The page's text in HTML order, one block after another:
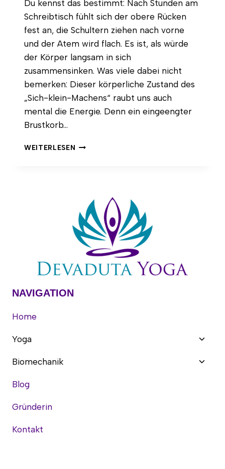
Du kennst das bestimmt: Nach Stunden am
Schreibtisch fühlt sich der obere Rücken
fest an, die Schultern ziehen nach vorne
und der Atem wird flach. Es ist, als würde
der Körper langsam in sich
zusammensinken. Was viele dabei nicht
bemerken: Dieser körperliche Zustand des
„Sich-klein-Machens“ raubt uns auch
mental die Energie. Denn ein eingeengter
Brustkorb…
WEITERLESEN BRUSTKORB
NEUE
ENERGIE
&
GEGEN
DEN
RUNDRÜCKEN
NAVIGATION
Home
Yoga
Biomechanik
Blog
Gründerin
Kontakt